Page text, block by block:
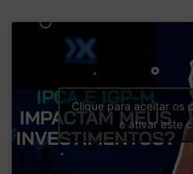
Clique para aceitar os
e ativar este